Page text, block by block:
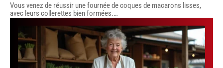
Vous venez de réussir une fournée de coques de macarons lisses,
avec leurs collerettes bien formées.…